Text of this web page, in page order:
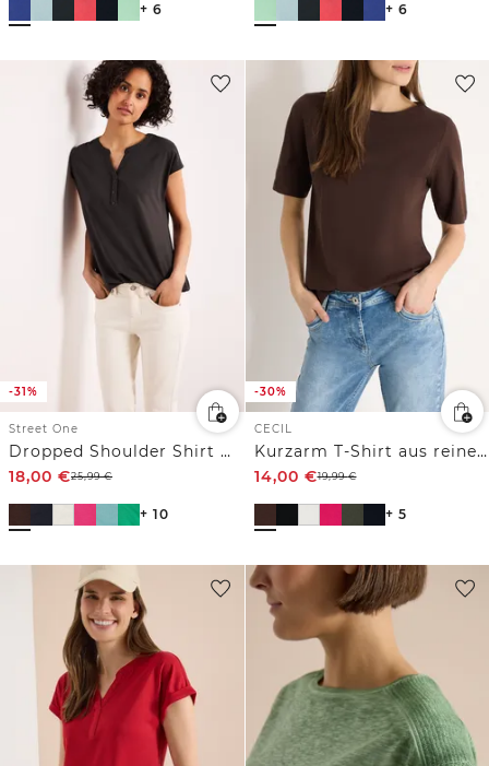
+ 6 + 6
-31%
Street One
Dropped Shoulder Shirt mit Split Neck
18,00 €25,99€
+ 10
-30%
CECIL
Kurzarm T-Shirt aus reiner Baumwolle
14,00 €19,99€
+ 5